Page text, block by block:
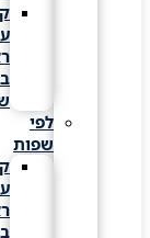
קורס
עזרה
בבית
שמש
לפי
שפות
קורס
עזרה